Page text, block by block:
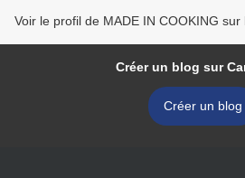
Voir le profil de MADE IN COOKING
Créer un blog sur
Créer un blog